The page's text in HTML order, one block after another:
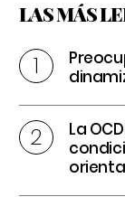
LAS MÁS
La